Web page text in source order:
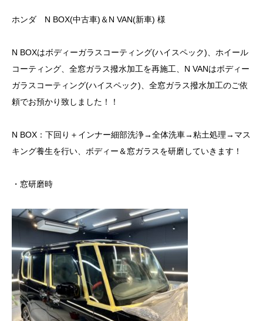
ホンダ N BOX(中古車)＆N VAN(新車) 様
N BOXはボディーガラスコーティング(ハイスペック)、ホイール
コーティング、全窓ガラス撥水加工を再施工、N VANはボディー
ガラスコーティング(ハイスペック)、全窓ガラス撥水加工のご依
頼でお預かり致しました！！
N BOX：下回り＋インナー細部洗浄→全体洗車→粘土処理→マス
キング養生を行い、ボディー＆窓ガラスを研磨していきます！
・窓研磨時